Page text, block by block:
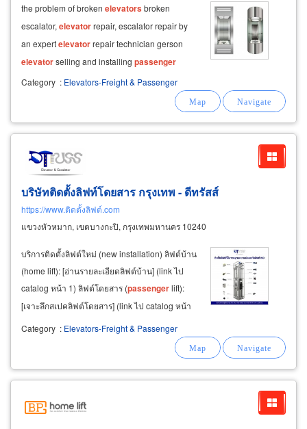
the problem of broken elevatorsbroken
escalator, elevatorrepair, escalator repair by
an expertelevatorrepair technician gerson
elevatorselling and installing passenger
elevators , buildingelevatorsfor apartment
buildings, condominiums, hotels, hospitals,
Category : Elevators-Freight & Passenger
บริษัทติดตั้งลิฟท์โดยสาร กรุงเทพ - ดีทรัสส์
https://www.ติดตั้งลิฟต์.com
แขวงหัวหมาก, เขตบางกะปิ, กรุงเทพมหานคร 10240
บริการติดตั้งลิฟต์ใหม่ (new installation) ลิฟต์บ้าน
(home lift): [อ่านรายละเอียดลิฟต์บ้าน] (link ไป
catalog หน้า 1) ลิฟต์โดยสาร (passengerlift):
[เจาะลึกสเปคลิฟต์โดยสาร] (link ไป catalog หน้า
อาคารหรู] (link ไป catalog หน้า 3) บันไดเลื่อน
Category : Elevators-Freight & Passenger